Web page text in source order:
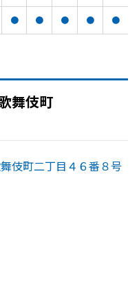
● ● ● ● ●
舞伎町
伎町二丁目４６番８号